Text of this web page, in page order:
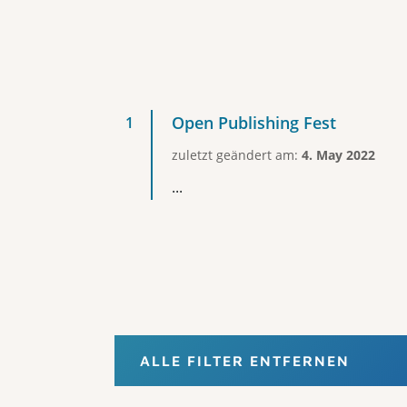
Open Publishing Fest
zuletzt geändert am: 4. May 2022
...
ALLE FILTER ENTFERNEN